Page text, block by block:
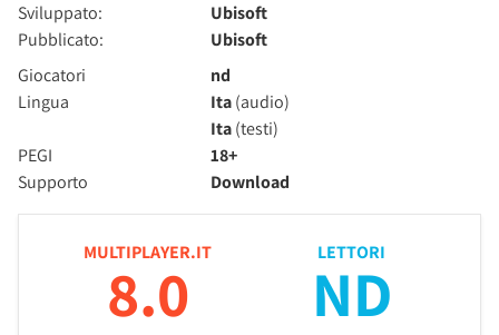
Sviluppato:
Ubisoft
Pubblicato:
Ubisoft
Giocatori
nd
Lingua
Ita(audio)
Ita(testi)
PEGI
18+
Supporto
Download
MULTIPLAYER.IT
8.0
LETTORI
ND